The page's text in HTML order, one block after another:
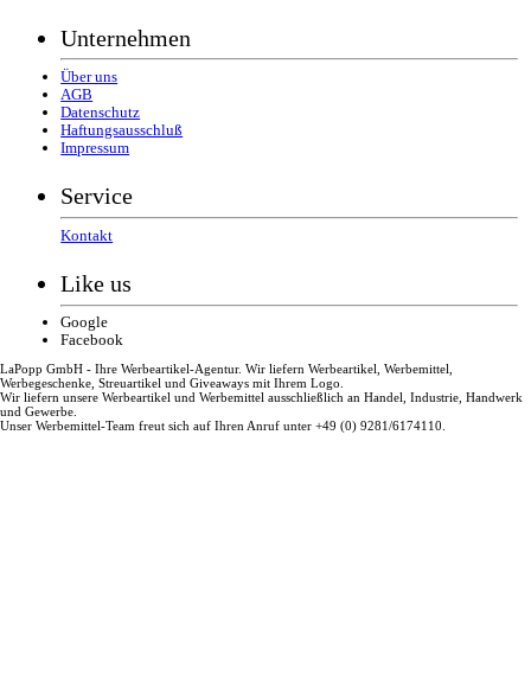
Unternehmen
Über uns
AGB
Datenschutz
Haftungsausschluß
Impressum
Service
Kontakt
Like us
Google
Facebook
LaPopp GmbH - Ihre Werbeartikel-Agentur. Wir liefern Werbeartikel, Werbemittel,
Werbegeschenke, Streuartikel und Giveaways mit Ihrem Logo.
Wir liefern unsere Werbeartikel und Werbemittel ausschließlich an Handel, Industrie, Handwerk
und Gewerbe.
Unser Werbemittel-Team freut sich auf Ihren Anruf unter +49 (0) 9281/6174110.